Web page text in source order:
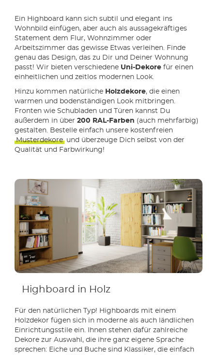
Ein Highboard kann sich subtil und elegant ins
Wohnbild einfügen, aber auch als aussagekräftiges
Statement dem Flur, Wohnzimmer oder
Arbeitszimmer das gewisse Etwas verleihen. Finde
genau das Design, das zu Dir und Deiner Wohnung
passt! Wir bieten verschiedene Uni-Dekore für einen
einheitlichen und zeitlos modernen Look.
Hinzu kommen natürliche Holzdekore, die einen
warmen und bodenständigen Look mitbringen.
Fronten wie Schubladen und Türen kannst Du
außerdem in über 200 RAL-Farben (auch mehrfarbig)
gestalten. Bestelle einfach unsere kostenfreien
Musterdekore und überzeuge Dich selbst von der
Qualität und Farbwirkung!
Highboard in Holz
Für den natürlichen Typ! Highboards mit einem
Holzdekor fügen sich in moderne als auch ländlichen
Einrichtungsstile ein. Ihnen stehen dafür zahlreiche
Dekore zur Auswahl, die ihre ganz eigene Sprache
sprechen: Eiche und Buche sind Klassiker, die einfach